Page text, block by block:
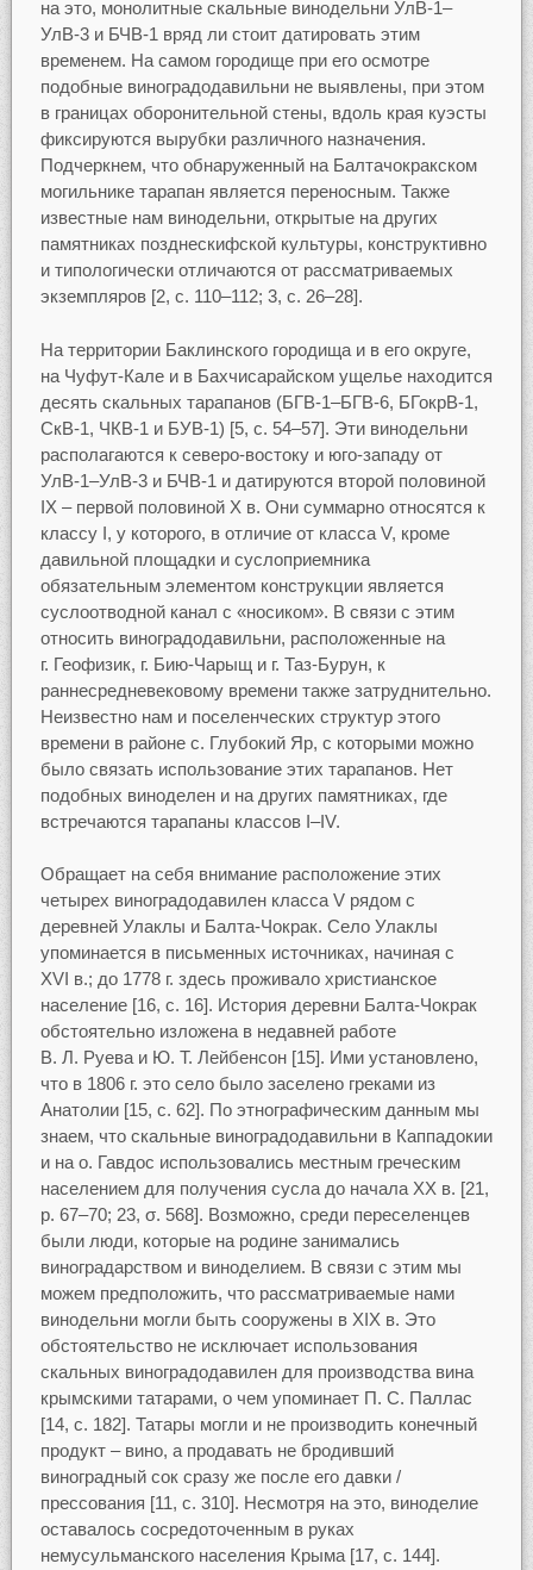
на это, монолитные скальные винодельни УлВ-1–
УлВ-3 и БЧВ-1 вряд ли стоит датировать этим
временем. На самом городище при его осмотре
подобные виноградодавильни не выявлены, при этом
в границах оборонительной стены, вдоль края куэсты
фиксируются вырубки различного назначения.
Подчеркнем, что обнаруженный на Балтачокракском
могильнике тарапан является переносным. Также
известные нам винодельни, открытые на других
памятниках позднескифской культуры, конструктивно
и типологически отличаются от рассматриваемых
экземпляров [2, с. 110–112; 3, с. 26–28].
На территории Баклинского городища и в его округе,
на Чуфут-Кале и в Бахчисарайском ущелье находится
десять скальных тарапанов (БГВ-1–БГВ-6, БГокрВ-1,
СкВ-1, ЧКВ-1 и БУВ-1) [5, с. 54–57]. Эти винодельни
располагаются к северо-востоку и юго-западу от
УлВ-1–УлВ-3 и БЧВ-1 и датируются второй половиной
IX – первой половиной X в. Они суммарно относятся к
классу I, у которого, в отличие от класса V, кроме
давильной площадки и суслоприемника
обязательным элементом конструкции является
суслоотводной канал с «носиком». В связи с этим
относить виноградодавильни, расположенные на
г. Геофизик, г. Бию-Чарыщ и г. Таз-Бурун, к
раннесредневековому времени также затруднительно.
Неизвестно нам и поселенческих структур этого
времени в районе с. Глубокий Яр, с которыми можно
было связать использование этих тарапанов. Нет
подобных виноделен и на других памятниках, где
встречаются тарапаны классов I–IV.
Обращает на себя внимание расположение этих
четырех виноградодавилен класса V рядом с
деревней Улаклы и Балта-Чокрак. Село Улаклы
упоминается в письменных источниках, начиная с
XVI в.; до 1778 г. здесь проживало христианское
население [16, с. 16]. История деревни Балта-Чокрак
обстоятельно изложена в недавней работе
В. Л. Руева и Ю. Т. Лейбенсон [15]. Ими установлено,
что в 1806 г. это село было заселено греками из
Анатолии [15, с. 62]. По этнографическим данным мы
знаем, что скальные виноградодавильни в Каппадокии
и на о. Гавдос использовались местным греческим
населением для получения сусла до начала XX в. [21,
p. 67–70; 23, σ. 568]. Возможно, среди переселенцев
были люди, которые на родине занимались
виноградарством и виноделием. В связи с этим мы
можем предположить, что рассматриваемые нами
винодельни могли быть сооружены в XIX в. Это
обстоятельство не исключает использования
скальных виноградодавилен для производства вина
крымскими татарами, о чем упоминает П. С. Паллас
[14, с. 182]. Татары могли и не производить конечный
продукт – вино, а продавать не бродивший
виноградный сок сразу же после его давки /
прессования [11, с. 310]. Несмотря на это, виноделие
оставалось сосредоточенным в руках
немусульманского населения Крыма [17, с. 144].